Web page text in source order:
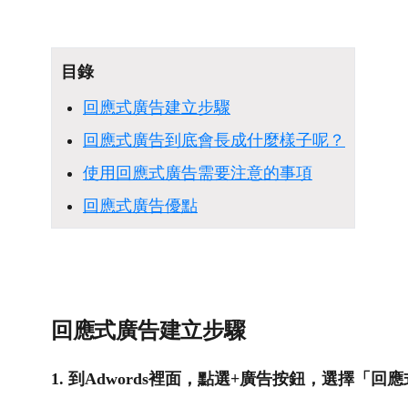
目錄
回應式廣告建立步驟
回應式廣告到底會長成什麼樣子呢？
使用回應式廣告需要注意的事項
回應式廣告優點
回應式廣告建立步驟
1. 到Adwords裡面，點選+廣告按鈕，選擇「回應